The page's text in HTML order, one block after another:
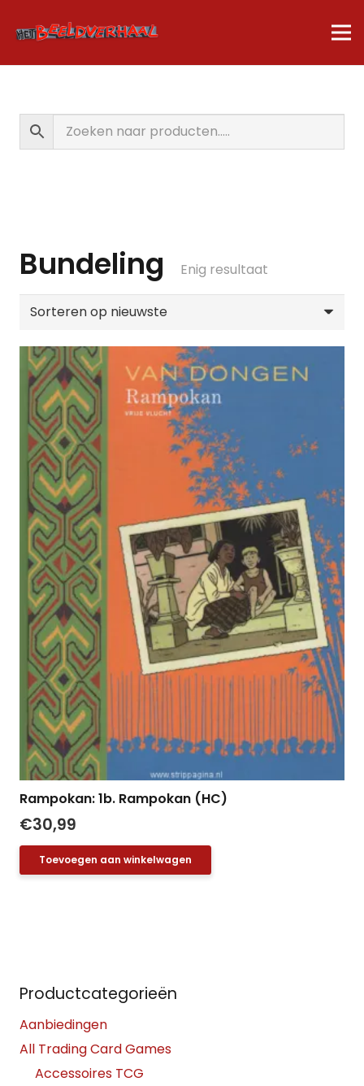
Bundeling Enig resultaat
Rampokan: 1b. Rampokan (HC)
€30,99
Toevoegen aan winkelwagen
Productcategorieën
Aanbiedingen
All Trading Card Games
Accessoires TCG